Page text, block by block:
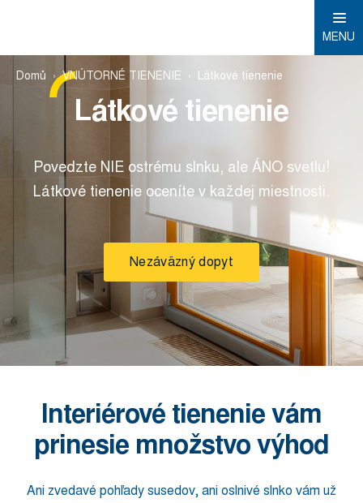
MENU
Domů VNÚTORNÉ TIENENIE Látkové tienenie
Látkové tienenie
Povedzte NIE ostrému slnku, ale ÁNO svetlu!
Látkové tienenie oceníte v každej miestnosti.
Nezáväzný dopyt
Interiérové ​​tienenie vám
prinesie množstvo výhod
Ani zvedavé pohľady susedov, ani oslnivé slnko vám už